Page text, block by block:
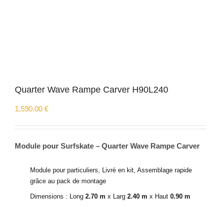
Quarter Wave Rampe Carver H90L240
1,590.00 €
Module pour Surfskate – Quarter Wave Rampe Carver
Module pour particuliers, Livré en kit, Assemblage rapide
grâce au pack de montage
Dimensions : Long2.70 m x Larg2.40 m x Haut0.90 m